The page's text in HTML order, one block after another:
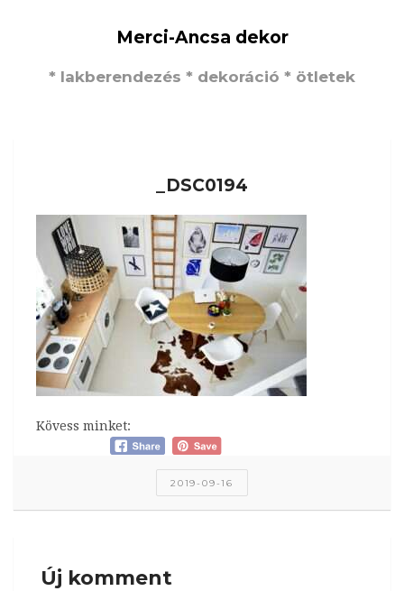
Merci-Ancsa dekor
* lakberendezés * dekoráció * ötletek
_DSC0194
Kövess minket:
2019-09-16
Új komment